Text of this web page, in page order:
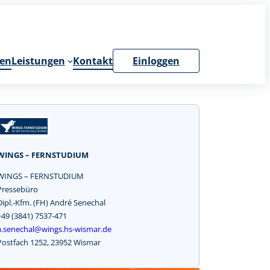
Leistungen Kontakt Einloggen
– FERNSTUDIUM
– FERNSTUDIUM
Kfm. (FH) André Senechal
(3841) 7537-471
wismar.de
1252, 23952 Wismar